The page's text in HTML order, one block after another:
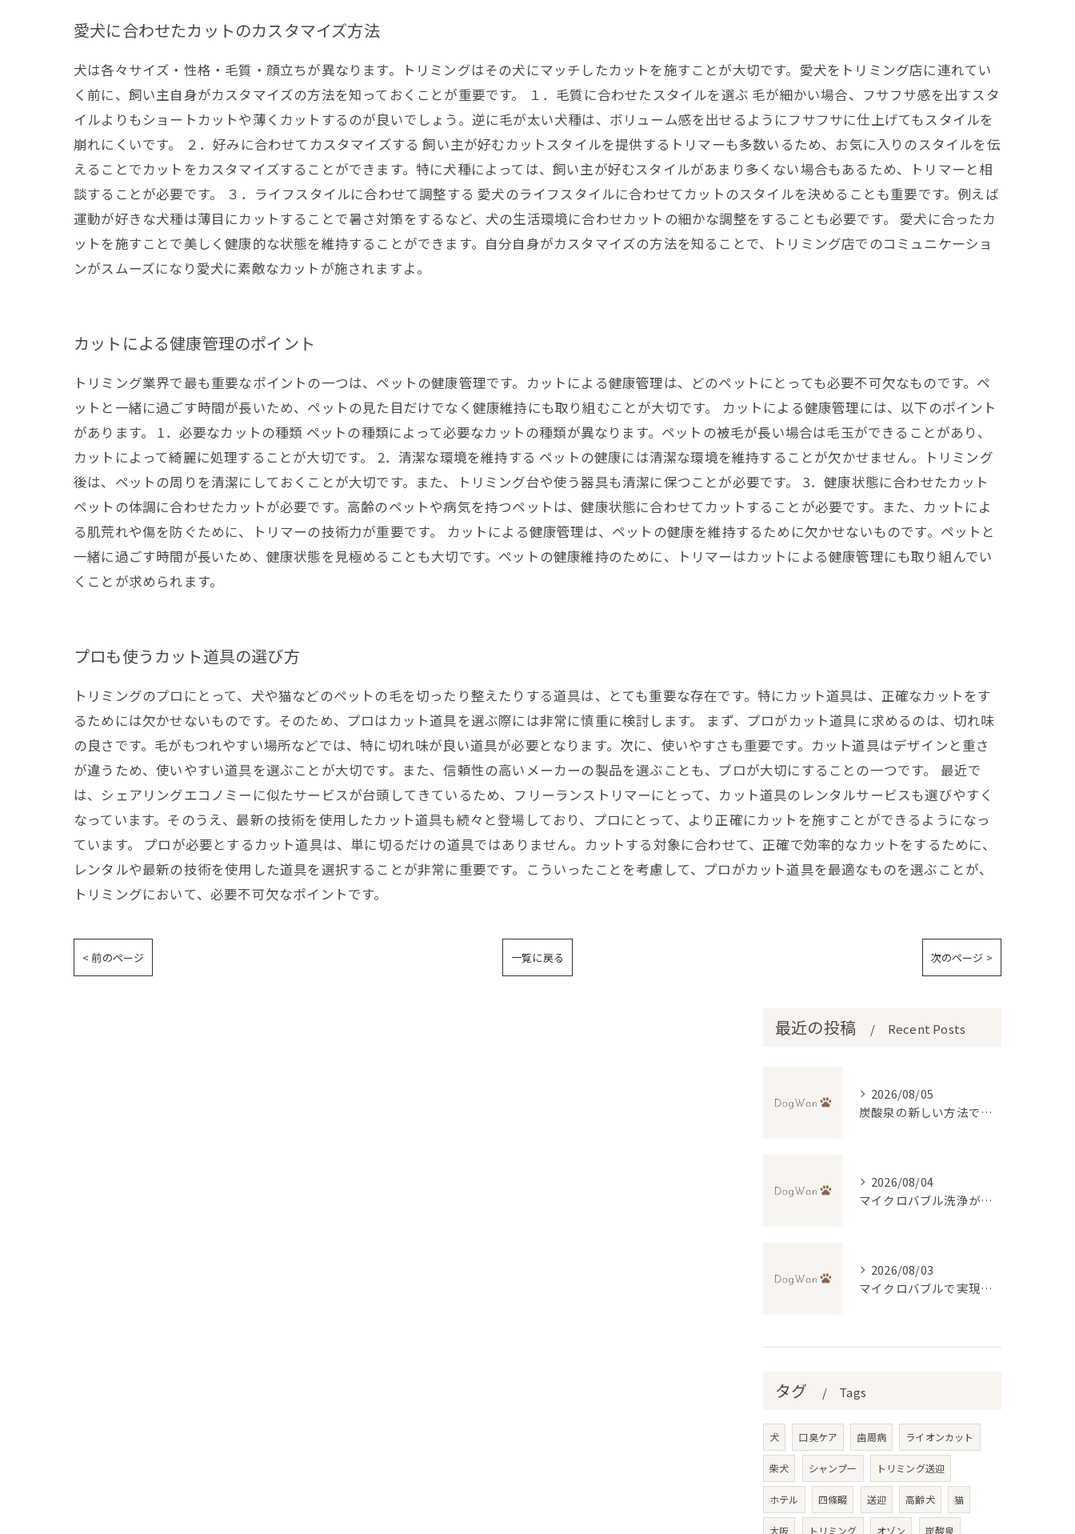
愛犬に合わせたカットのカスタマイズ方法
犬は各々サイズ・性格・毛質・顔立ちが異なります。トリミングはその犬にマッチしたカットを施すことが大切です。愛犬をトリミング店に連れてい
く前に、飼い主自身がカスタマイズの方法を知っておくことが重要です。 １．毛質に合わせたスタイルを選ぶ 毛が細かい場合、フサフサ感を出すスタ
イルよりもショートカットや薄くカットするのが良いでしょう。逆に毛が太い犬種は、ボリューム感を出せるようにフサフサに仕上げてもスタイルを
崩れにくいです。 ２．好みに合わせてカスタマイズする 飼い主が好むカットスタイルを提供するトリマーも多数いるため、お気に入りのスタイルを伝
えることでカットをカスタマイズすることができます。特に犬種によっては、飼い主が好むスタイルがあまり多くない場合もあるため、トリマーと相
談することが必要です。 ３．ライフスタイルに合わせて調整する 愛犬のライフスタイルに合わせてカットのスタイルを決めることも重要です。例えば
運動が好きな犬種は薄目にカットすることで暑さ対策をするなど、犬の生活環境に合わせカットの細かな調整をすることも必要です。 愛犬に合ったカ
ットを施すことで美しく健康的な状態を維持することができます。自分自身がカスタマイズの方法を知ることで、トリミング店でのコミュニケーショ
ンがスムーズになり愛犬に素敵なカットが施されますよ。
カットによる健康管理のポイント
トリミング業界で最も重要なポイントの一つは、ペットの健康管理です。カットによる健康管理は、どのペットにとっても必要不可欠なものです。ペ
ットと一緒に過ごす時間が長いため、ペットの見た目だけでなく健康維持にも取り組むことが大切です。 カットによる健康管理には、以下のポイント
があります。 1．必要なカットの種類 ペットの種類によって必要なカットの種類が異なります。ペットの被毛が長い場合は毛玉ができることがあり、
カットによって綺麗に処理することが大切です。 2．清潔な環境を維持する ペットの健康には清潔な環境を維持することが欠かせません。トリミング
後は、ペットの周りを清潔にしておくことが大切です。また、トリミング台や使う器具も清潔に保つことが必要です。 3．健康状態に合わせたカット
ペットの体調に合わせたカットが必要です。高齢のペットや病気を持つペットは、健康状態に合わせてカットすることが必要です。また、カットによ
る肌荒れや傷を防ぐために、トリマーの技術力が重要です。 カットによる健康管理は、ペットの健康を維持するために欠かせないものです。ペットと
一緒に過ごす時間が長いため、健康状態を見極めることも大切です。ペットの健康維持のために、トリマーはカットによる健康管理にも取り組んでい
くことが求められます。
プロも使うカット道具の選び方
トリミングのプロにとって、犬や猫などのペットの毛を切ったり整えたりする道具は、とても重要な存在です。特にカット道具は、正確なカットをす
るためには欠かせないものです。そのため、プロはカット道具を選ぶ際には非常に慎重に検討します。 まず、プロがカット道具に求めるのは、切れ味
の良さです。毛がもつれやすい場所などでは、特に切れ味が良い道具が必要となります。次に、使いやすさも重要です。カット道具はデザインと重さ
が違うため、使いやすい道具を選ぶことが大切です。また、信頼性の高いメーカーの製品を選ぶことも、プロが大切にすることの一つです。 最近で
は、シェアリングエコノミーに似たサービスが台頭してきているため、フリーランストリマーにとって、カット道具のレンタルサービスも選びやすく
なっています。そのうえ、最新の技術を使用したカット道具も続々と登場しており、プロにとって、より正確にカットを施すことができるようになっ
ています。 プロが必要とするカット道具は、単に切るだけの道具ではありません。カットする対象に合わせて、正確で効率的なカットをするために、
レンタルや最新の技術を使用した道具を選択することが非常に重要です。こういったことを考慮して、プロがカット道具を最適なものを選ぶことが、
トリミングにおいて、必要不可欠なポイントです。
< 前のページ 一覧に戻る 次のページ >
最近の投稿 Recent Posts
2026/08/05
炭酸泉の新しい方法で自宅再現と効果・デメリットを徹底比較
2026/08/04
マイクロバブル洗浄が叶える低刺激トリミングの魅力
2026/08/03
マイクロバブルで実現する毛穴の奥まで汚れ除去トリミング体験
タグ Tags
犬 口臭ケア 歯周病 ライオンカット
柴犬 シャンプー トリミング送迎
ホテル 四條畷 送迎 高齢犬 猫
大阪 トリミング オゾン 炭酸泉